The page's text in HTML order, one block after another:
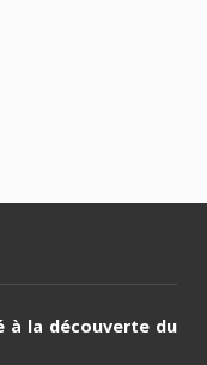
à la découverte du